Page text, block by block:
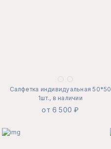
Салфетка индивидуальная 50*50
1шт., в наличии
от 6 500 ₽